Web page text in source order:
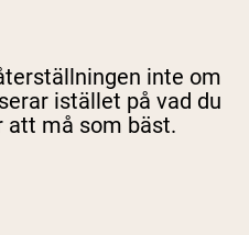
inte om
istället på vad du
att må som bäst.